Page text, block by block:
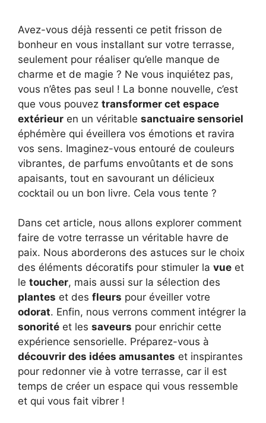
Avez-vous déjà ressenti ce petit frisson de
bonheur en vous installant sur votre terrasse,
seulement pour réaliser qu’elle manque de
charme et de magie ? Ne vous inquiétez pas,
vous n’êtes pas seul ! La bonne nouvelle, c’est
que vous pouvez transformer cet espace
extérieur en un véritable sanctuaire sensoriel
éphémère qui éveillera vos émotions et ravira
vos sens. Imaginez-vous entouré de couleurs
vibrantes, de parfums envoûtants et de sons
apaisants, tout en savourant un délicieux
cocktail ou un bon livre. Cela vous tente ?
Dans cet article, nous allons explorer comment
faire de votre terrasse un véritable havre de
paix. Nous aborderons des astuces sur le choix
des éléments décoratifs pour stimuler la vue et
le toucher, mais aussi sur la sélection des
plantes et des fleurs pour éveiller votre
odorat. Enfin, nous verrons comment intégrer la
sonorité et les saveurs pour enrichir cette
expérience sensorielle. Préparez-vous à
découvrir des idées amusantes et inspirantes
pour redonner vie à votre terrasse, car il est
temps de créer un espace qui vous ressemble
et qui vous fait vibrer !